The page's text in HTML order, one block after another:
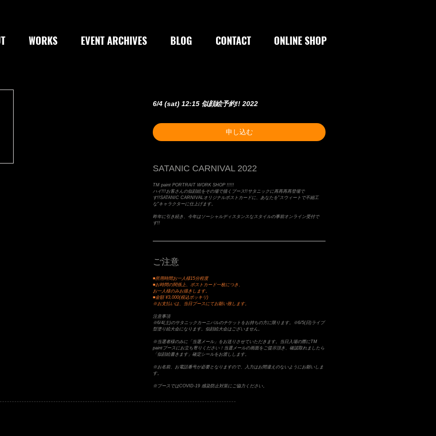
WORKS EVENT ARCHIVES BLOG CONTACT ONLINE SHOP
6/4 (sat) 12:15 似顔絵予約!! 2022
申し込む
SATANIC CARNIVAL 2022
TM paint PORTRAIT WORK SHOP !!!!!
ハイ!!!お客さんの似顔絵をその場で描くブース!!サタニックに再再再再登場で
す!!SATANIC CARNIVALオリジナルポストカードに、あなたを"スウィートで不細工
な"キャラクターに仕上げます。
昨年に引き続き、今年はソーシャルディスタンスなスタイルの事前オンライン受付で
す!!
ご注意
■所用時間お一人様15分程度
■お時間の関係上、ポストカード一枚につき、
お一人様のみお描きします。
■金額 ¥3,000(税込ポッキリ)
※お支払いは、当日ブースにてお願い致します。
注意事項
※6/4(土)のサタニックカーニバルのチケットをお持ちの方に限ります。※6/5(日)ライブ
型塗り絵大会になります。似顔絵大会はございません。
※当選者様のみに「当選メール」をお送りさせていただきます。当日入場の際にTM
paintブースにお立ち寄りください！当選メールの画面をご提示頂き、確認取れましたら
「似顔絵書きます」確定シールをお渡しします。
※お名前、お電話番号が必要となりますので、入力はお間違えのないようにお願いしま
す。
※ブースではCOVID-19 感染防止対策にご協力ください。